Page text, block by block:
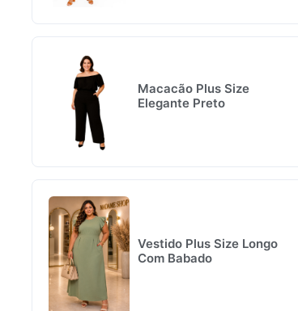
Macacão Plus Size
Elegante Preto
Vestido Plus Size Longo
Com Babado